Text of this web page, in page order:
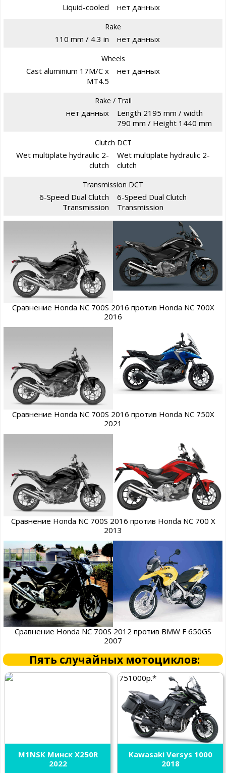
Liquid-cooled нет данных
Rake
110 mm / 4.3 in нет данных
Wheels
Cast aluminium 17M/C x
MT4.5
нет данных
Rake / Trail
нет данных
Length 2195 mm / width
790 mm / Height 1440 mm
Clutch DCT
Wet multiplate hydraulic 2-
clutch
Wet multiplate hydraulic 2-
clutch
Transmission DCT
6-Speed Dual Clutch
Transmission
6-Speed Dual Clutch
Transmission
Сравнение Honda NC 700S 2016 против Honda NC 700X
2016
Сравнение Honda NC 700S 2016 против Honda NC 750X
2021
Сравнение Honda NC 700S 2016 против Honda NC 700 X
2013
Сравнение Honda NC 700S 2012 против BMW F 650GS
2007
Пять случайных мотоциклов:
M1NSK Минск X250R
2022
751000р.*
Kawasaki Versys 1000
2018